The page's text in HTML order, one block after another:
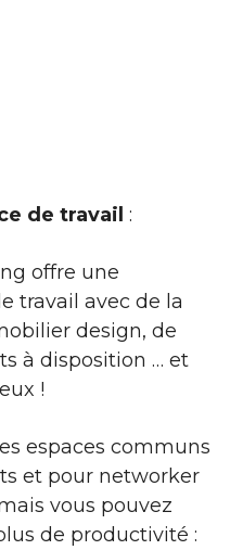
de travail :
offre une
travail avec de la
design, de
à disposition … et
!
espaces communs
et pour networker
vous pouvez
de productivité :